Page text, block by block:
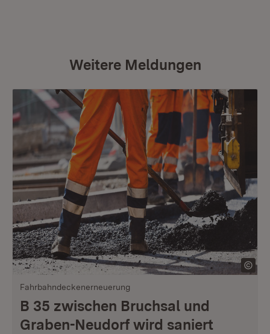
Weitere Meldungen
Fahrbahndeckenerneuerung
B 35 zwischen Bruchsal und
Graben-Neudorf wird saniert